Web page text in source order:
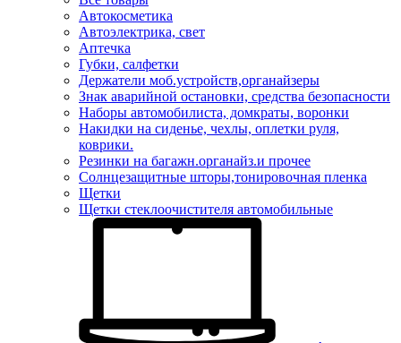
Автокосметика
Автоэлектрика, свет
Аптечка
Губки, салфетки
Держатели моб.устройств,органайзеры
Знак аварийной остановки, средства безопасности
Наборы автомобилиста, домкраты, воронки
Накидки на сиденье, чехлы, оплетки руля,
коврики.
Резинки на багажн.органайз.и прочее
Солнцезащитные шторы,тонировочная пленка
Щетки
Щетки стеклоочистителя автомобильные